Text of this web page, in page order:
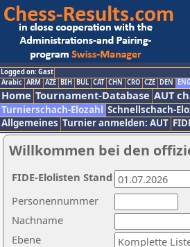
Logged on: Gast
Arabic ARM AZE BIH BUL CAT CHN CRO CZE DEN ENG
Home Tournament-Database AUT
Turnierschach-Elozahl Schnellschach-
Allgemeines Turnier anmelden: AUT
Willkommen bei den
Nachname
Ebene
Personennummer
FIDE-Elolisten Stand